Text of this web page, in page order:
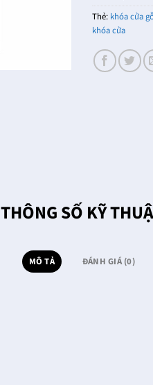
Thẻ: khóa cửa
khóa cửa
THÔNG SỐ KỸ
MÔ TẢ ĐÁNH GIÁ (0)